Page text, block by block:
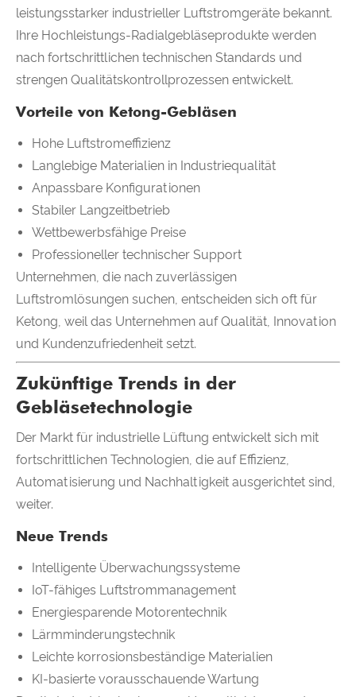
leistungsstarker industrieller Luftstromgeräte bekannt.
Ihre Hochleistungs-Radialgebläseprodukte werden
nach fortschrittlichen technischen Standards und
strengen Qualitätskontrollprozessen entwickelt.
Vorteile von Ketong-Gebläsen
Hohe Luftstromeffizienz
Langlebige Materialien in Industriequalität
Anpassbare Konfigurationen
Stabiler Langzeitbetrieb
Wettbewerbsfähige Preise
Professioneller technischer Support
Unternehmen, die nach zuverlässigen
Luftstromlösungen suchen, entscheiden sich oft für
Ketong, weil das Unternehmen auf Qualität, Innovation
und Kundenzufriedenheit setzt.
Zukünftige Trends in der
Gebläsetechnologie
Der Markt für industrielle Lüftung entwickelt sich mit
fortschrittlichen Technologien, die auf Effizienz,
Automatisierung und Nachhaltigkeit ausgerichtet sind,
weiter.
Neue Trends
Intelligente Überwachungssysteme
IoT-fähiges Luftstrommanagement
Energiesparende Motorentechnik
Lärmminderungstechnik
Leichte korrosionsbeständige Materialien
KI-basierte vorausschauende Wartung